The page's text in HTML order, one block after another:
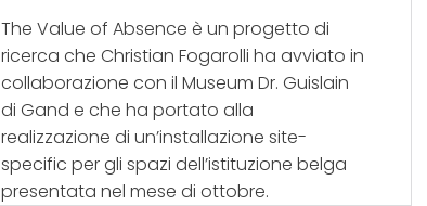
The Value of Absence è un progetto di
ricerca che Christian Fogarolli ha avviato in
collaborazione con il Museum Dr. Guislain
di Gand e che ha portato alla
realizzazione di un’installazione site-
specific per gli spazi dell’istituzione belga
presentata nel mese di ottobre.